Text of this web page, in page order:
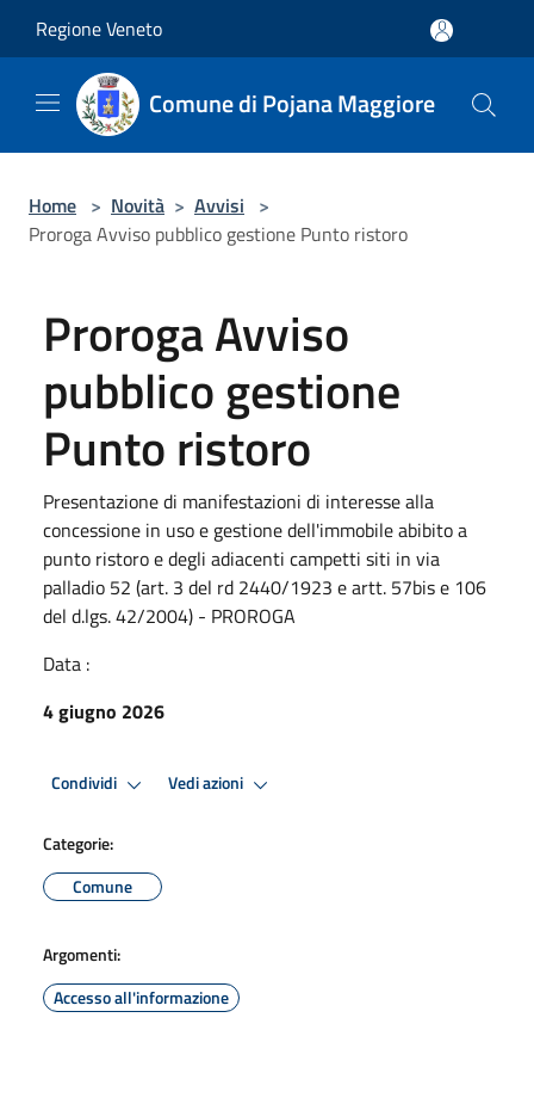
Regione Veneto
Comune di Pojana Maggiore
Home > Novità > Avvisi >
Proroga Avviso pubblico gestione Punto ristoro
Proroga Avviso
pubblico gestione
Punto ristoro
Presentazione di manifestazioni di interesse alla
concessione in uso e gestione dell'immobile abibito a
punto ristoro e degli adiacenti campetti siti in via
palladio 52 (art. 3 del rd 2440/1923 e artt. 57bis e 106
del d.lgs. 42/2004) - PROROGA
Data :
4 giugno 2026
Condividi Vedi azioni
Categorie:
Comune
Argomenti:
Accesso all'informazione